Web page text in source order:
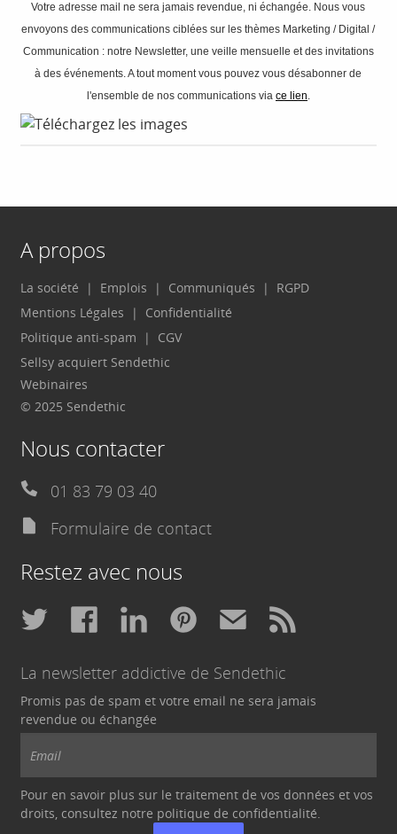
Votre adresse mail ne sera jamais revendue, ni échangée. Nous vous
envoyons des communications ciblées sur les thèmes Marketing / Digital /
Communication : notre Newsletter, une veille mensuelle et des invitations
à des événements. A tout moment vous pouvez vous désabonner de
l'ensemble de nos communications via ce lien.
A propos
La société Emplois Communiqués
RGPD
Mentions Légales
Confidentialité
Politique anti-spam
CGV
Sellsy acquiert Sendethic
Webinaires
© 2025 Sendethic
Nous contacter
01 83 79 03 40
Formulaire de contact
Restez avec nous
La newsletter addictive de Sendethic
Promis pas de spam et votre email ne sera jamais
revendue ou échangée
Pour en savoir plus sur le traitement de vos données et vos
droits, consultez notre politique de confidentialité.